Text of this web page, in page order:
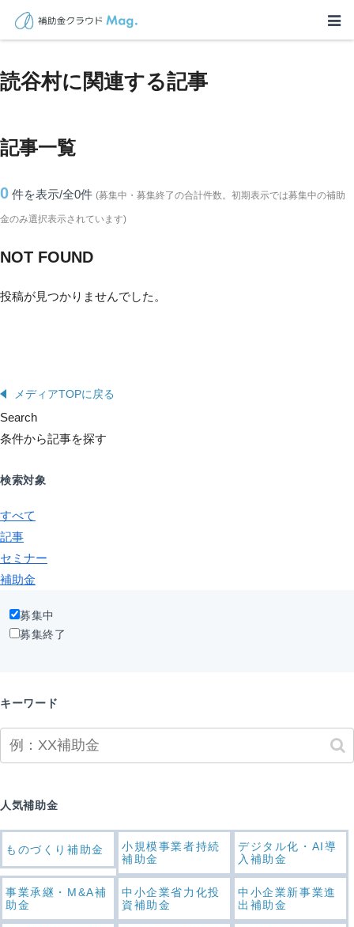
TOP > 補助金・助成金詳細>沖縄県
読谷村に関連する記事
記事一覧
0 件を表示/全0件 (募集中・募集終了の合計件数。初期表示では募集中の補助
金のみ選択表示されています)
NOT FOUND
投稿が見つかりませんでした。
メディアTOPに戻る
Search
条件から記事を探す
検索対象
すべて
記事
セミナー
補助金
募集中
募集終了
キーワード
人気補助金
ものづくり補助金
小規模事業者持続
補助金
デジタル化・AI導
入補助金
事業承継・M&A補
助金
中小企業省力化投
資補助金
中小企業新事業進
出補助金